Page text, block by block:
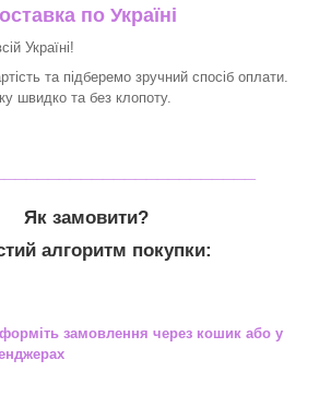
по Україні
Україні!
та підберемо зручний спосіб оплати.
швидко та без клопоту.
Як замовити?
алгоритм покупки:
замовлення через кошик або у